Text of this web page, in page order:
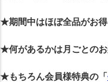
★期間中はほぼ全品がお
★何があるかは月ごとの
★もちろん会員様特典の「